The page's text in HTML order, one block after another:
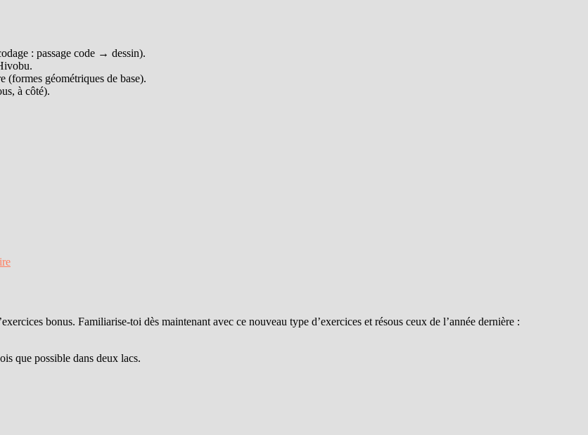
: passage code → dessin).
(formes géométriques de base).
à côté).
bonus. Familiarise-toi dès maintenant avec ce nouveau type d’exercices et résous ceux de l’année dernière :
que possible dans deux lacs.